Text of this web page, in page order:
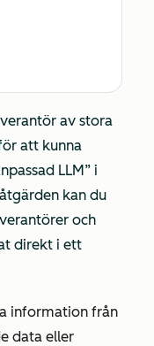
av stora
att kunna
LLM” i
kan du
och
direkt i ett
information från
data eller